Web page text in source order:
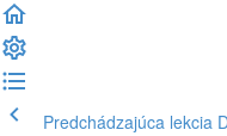
Predchádzajúca lekcia